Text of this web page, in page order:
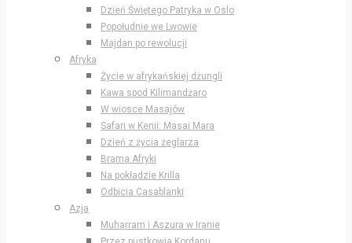
Dzień Świętego Patryka w Oslo
Popołudnie we Lwowie
Majdan po rewolucji
Afryka
Życie w afrykańskiej dżungli
Kawa spod Kilimandżaro
W wiosce Masajów
Safari w Kenii: Masai Mara
Dzień z życia żeglarza
Brama Afryki
Na pokładzie Krilla
Odbicia Casablanki
Azja
Muharram i Aszura w Iranie